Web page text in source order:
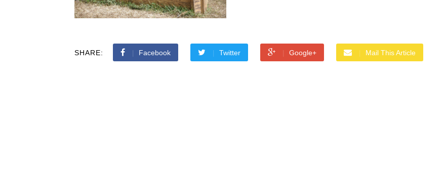
SHARE: Facebook Twitter Google+ Mail This Article